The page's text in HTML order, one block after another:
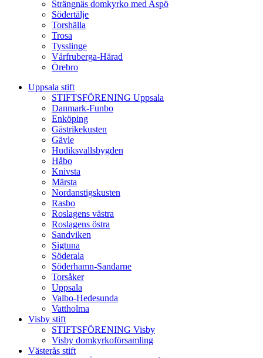
Strängnäs domkyrko med Aspö
Södertälje
Torshälla
Trosa
Tysslinge
Vårfruberga-Härad
Örebro
Uppsala stift
STIFTSFÖRENING Uppsala
Danmark-Funbo
Enköping
Gästrikekusten
Gävle
Hudiksvallsbygden
Håbo
Knivsta
Märsta
Nordanstigskusten
Rasbo
Roslagens västra
Roslagens östra
Sandviken
Sigtuna
Söderala
Söderhamn-Sandarne
Torsåker
Uppsala
Valbo-Hedesunda
Vattholma
Visby stift
STIFTSFÖRENING Visby
Visby domkyrkoförsamling
Västerås stift